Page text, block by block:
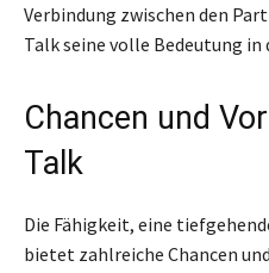
Verbindung zwischen den
Talk seine volle Bedeutung in
Chancen und
Talk
Die Fähigkeit, eine
bietet zahlreiche Chancen